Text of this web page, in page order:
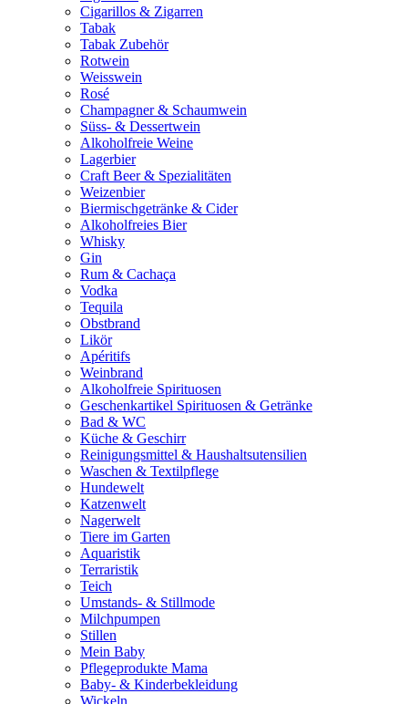
Cigarillos & Zigarren
Tabak
Tabak Zubehör
Rotwein
Weisswein
Rosé
Champagner & Schaumwein
Süss- & Dessertwein
Alkoholfreie Weine
Lagerbier
Craft Beer & Spezialitäten
Weizenbier
Biermischgetränke & Cider
Alkoholfreies Bier
Whisky
Gin
Rum & Cachaça
Vodka
Tequila
Obstbrand
Likör
Apéritifs
Weinbrand
Alkoholfreie Spirituosen
Geschenkartikel Spirituosen & Getränke
Bad & WC
Küche & Geschirr
Reinigungsmittel & Haushaltsutensilien
Waschen & Textilpflege
Hundewelt
Katzenwelt
Nagerwelt
Tiere im Garten
Aquaristik
Terraristik
Teich
Umstands- & Stillmode
Milchpumpen
Stillen
Mein Baby
Pflegeprodukte Mama
Baby- & Kinderbekleidung
Wickeln